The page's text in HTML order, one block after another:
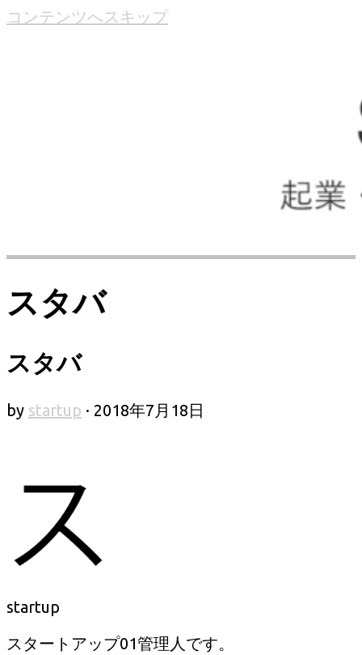
コンテンツへスキップ
スタバ
スタバ
by startup · 2018年7月18日
startup
スタートアップ01管理人です。